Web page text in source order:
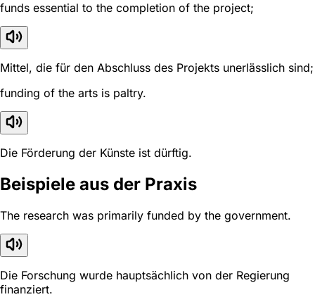
funds essential to the completion of the project;
Mittel, die für den Abschluss des Projekts unerlässlich sind;
funding of the arts is paltry.
Die Förderung der Künste ist dürftig.
Beispiele aus der Praxis
The research was primarily funded by the government.
Die Forschung wurde hauptsächlich von der Regierung
finanziert.